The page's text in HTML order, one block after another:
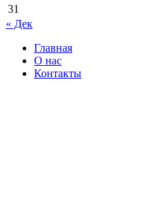
31
« Дек
Главная
О нас
Контакты